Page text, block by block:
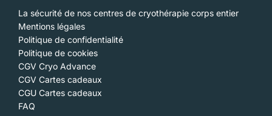
La sécurité de nos centres de cryothérapie corps entier
Mentions légales
Politique de confidentialité
Politique de cookies
CGV Cryo Advance
CGV Cartes cadeaux
CGU Cartes cadeaux
FAQ